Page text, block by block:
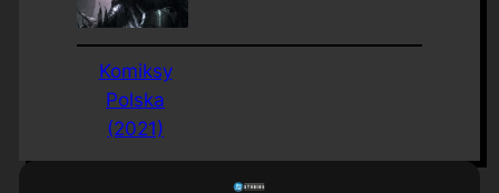
Komiksy
Polska
(2021)